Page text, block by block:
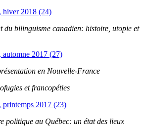
hiver 2018 (24)
du bilinguisme canadien: histoire, utopie et
2017 (27)
en Nouvelle-France
et francopéties
printemps 2017 (23)
politique au Québec: un état des lieux